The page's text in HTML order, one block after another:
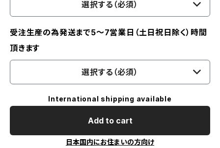
選択する（必須）
受注生産の為発送まで5～7営業日（土日祝日除く）時間
頂きます
選択する（必須）
International shipping available
Add to cart
日本国内にお住まいの方向け